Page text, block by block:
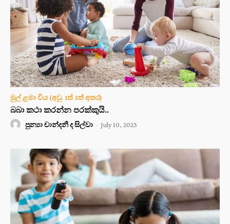
මුල් ළමා විය (අවු. 1ත් 3ත් අතර)
බබා කථා කරන්න පරක්කුයි..
පුන්‍යා චාන්දනී ද සිල්වා - July 10, 2023